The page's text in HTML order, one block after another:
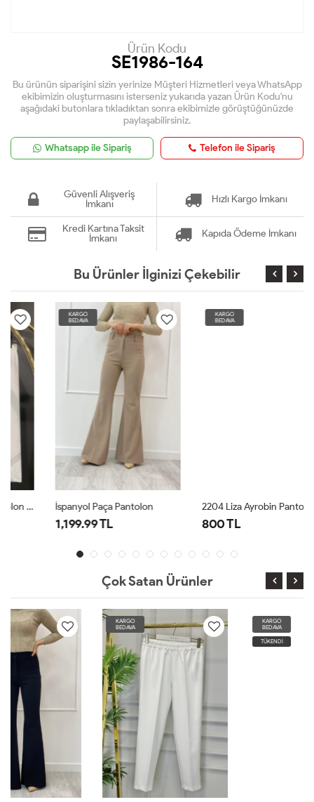
Ürün Kodu
SE1986-164
Bu ürünün siparişini sizin yerinize Müşteri Hizmetleri veya WhatsApp
ekibimizin oluşturmasını isterseniz yukarıda yazan Ürün Kodu'nu
aşağıdaki butonlara tıkladıktan sonra ekibimizle görüştüğünüzde
paylaşabilirsiniz.
Whatsapp ile Sipariş Telefon ile Sipariş
Güvenli Alışveriş
İmkanı
Hızlı Kargo İmkanı
Kredi Kartına Taksit
İmkanı
Kapıda Ödeme İmkanı
Bu Ürünler İlginizi Çekebilir
İspanyol Paça Pantolon
1,199.99 TL
2204 Liza Ayrobin Pantolon Bej
800 TL
Çok Satan Ürünler
KARGO
BEDAVA
KARGO
BEDAVA
TÜKENDİ